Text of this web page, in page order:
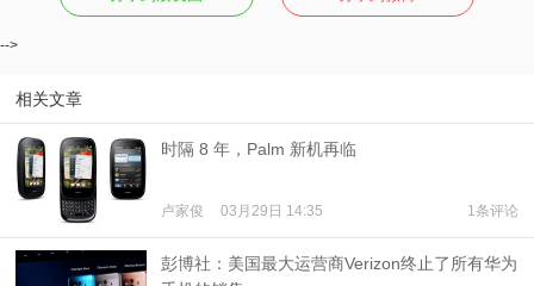
-->
相关文章
时隔 8 年，Palm 新机再临
卢家俊 03月29日 14:35 1条评论
彭博社：美国最大运营商Verizon终止了所有华为